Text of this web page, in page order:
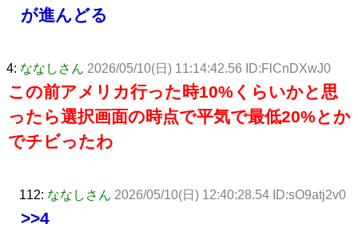
が進んどる
4: ななしさん 2026/05/10(日) 11:14:42.56 ID:FlCnDXwJ0
この前アメリカ行った時10%くらいかと思
ったら選択画面の時点で平気で最低20%とか
でチビったわ
112: ななしさん 2026/05/10(日) 12:40:28.54 ID:sO9atj2v0
>>4